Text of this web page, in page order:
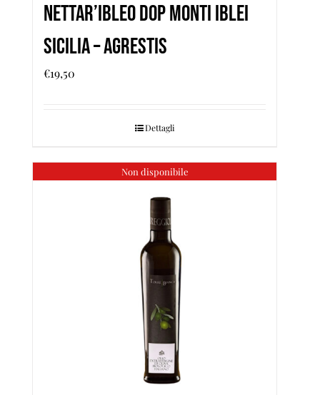
Nettar’ibleo DOP Monti Iblei
Sicilia – Agrestis
€19,50
Dettagli
Non disponibile